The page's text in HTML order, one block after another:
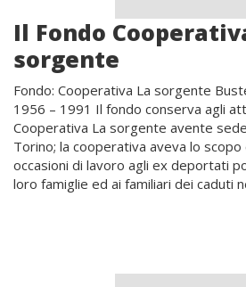
Il Fondo
sorgente
Fondo: Cooperativa La sorgente
1956 – 1991 Il fondo conserva agli
Cooperativa La sorgente avente
Torino; la cooperativa aveva lo scopo
occasioni di lavoro agli ex deportati
loro famiglie ed ai familiari dei caduti